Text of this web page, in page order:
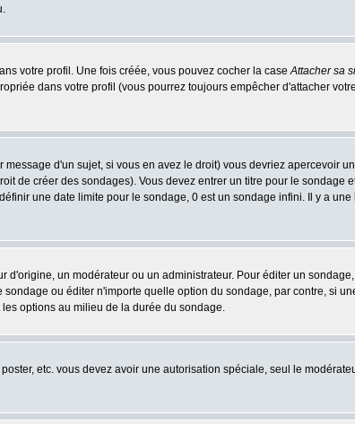
votre profil. Une fois créée, vous pouvez cocher la caseAttacher sa
dans votre profil (vous pourrez toujours empêcher d'attacher
d'un sujet, si vous en avez le droit) vous devriez apercevoir
de créer des sondages). Vous devez entrer un titre pour le
une date limite pour le sondage, 0 est un sondage infini. Il y a
un modérateur ou un administrateur. Pour éditer un
ou éditer n'importe quelle option du sondage, par contre, si
options au milieu de la durée du sondage.
etc. vous devez avoir une autorisation spéciale, seul le